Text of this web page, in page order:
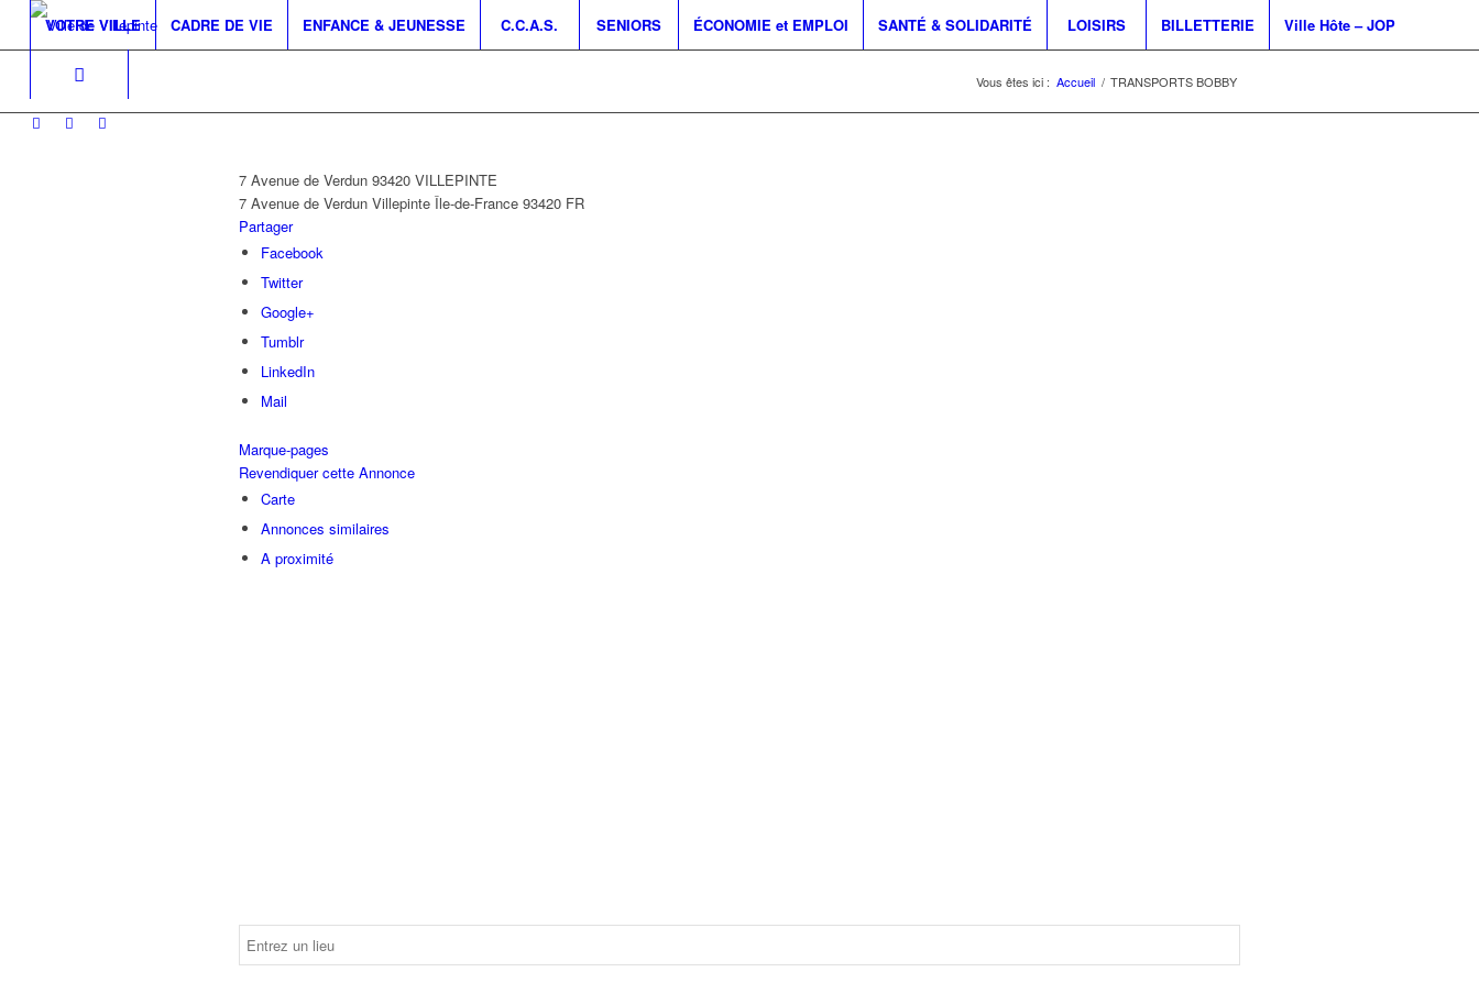
VOTRE VILLE CADRE DE VIE ENFANCE & JEUNESSE C.C.A.S. SENIORS ÉCONOMIE et EMPLOI SANTÉ & SOLIDARITÉ LOISIRS BILLETTERIE Ville Hôte – JOP
Vous êtes ici : Accueil / TRANSPORTS BOBBY
7 Avenue de Verdun 93420 VILLEPINTE
7 Avenue de Verdun Villepinte Île-de-France 93420 FR
Partager
Facebook
Twitter
Google+
Tumblr
LinkedIn
Mail
Marque-pages
Revendiquer cette Annonce
Carte
Annonces similaires
A proximité